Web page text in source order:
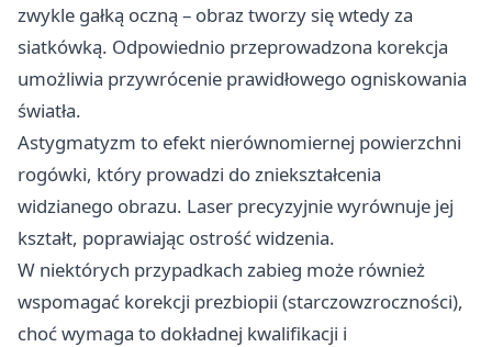
zwykle gałką oczną – obraz tworzy się wtedy za
siatkówką. Odpowiednio przeprowadzona korekcja
umożliwia przywrócenie prawidłowego ogniskowania
światła.
Astygmatyzm to efekt nierównomiernej powierzchni
rogówki, który prowadzi do zniekształcenia
widzianego obrazu. Laser precyzyjnie wyrównuje jej
kształt, poprawiając ostrość widzenia.
W niektórych przypadkach zabieg może również
wspomagać korekcji prezbiopii (starczowzroczności),
choć wymaga to dokładnej kwalifikacji i